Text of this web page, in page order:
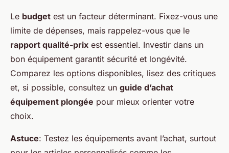
Le budget est un facteur déterminant. Fixez-vous une
limite de dépenses, mais rappelez-vous que le
rapport qualité-prix est essentiel. Investir dans un
bon équipement garantit sécurité et longévité.
Comparez les options disponibles, lisez des critiques
et, si possible, consultez un guide d’achat
équipement plongée pour mieux orienter votre
choix.
Astuce: Testez les équipements avant l’achat, surtout